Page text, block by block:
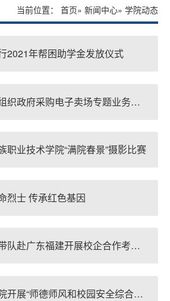
当前位置： 首页» 新闻中心» 学院动态
2021年帮困助学金发放仪式
计财处组织政府采购电子卖场专题业务培训
职业技术学院“满院春景”摄影比赛
烈士 传承红色基因
谭吉慧带队赴广东福建开展校企合作考察交流
湘西职院开展“师德师风和校园安全综合整治”法制宣讲活动